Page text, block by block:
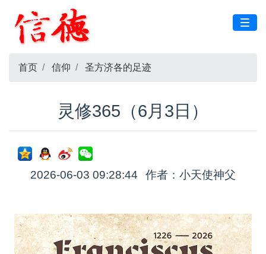
首页 信仰 圣方济各的足迹
灵修365（6月3日）
2026-06-03 09:28:44 作者：小天使神父